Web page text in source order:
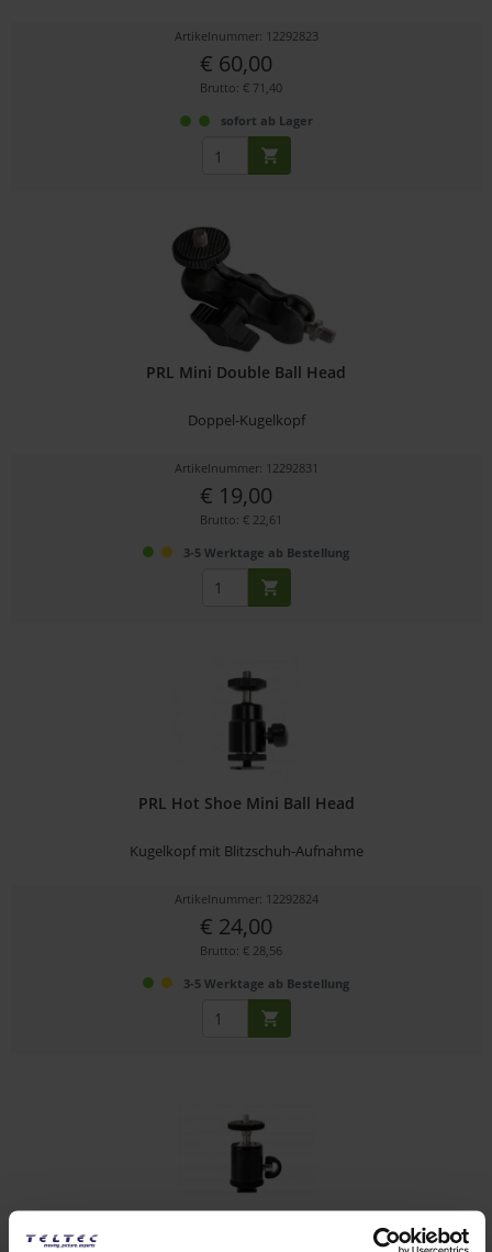
Artikelnummer: 12292823
€ 60,00
Brutto: € 71,40
sofort ab Lager
PRL Mini Double Ball Head
Doppel-Kugelkopf
Artikelnummer: 12292831
€ 19,00
Brutto: € 22,61
3-5 Werktage ab Bestellung
PRL Hot Shoe Mini Ball Head
Kugelkopf mit Blitzschuh-Aufnahme
Artikelnummer: 12292824
€ 24,00
Brutto: € 28,56
3-5 Werktage ab Bestellung
PRL Professional Ball Head w/ Cold Shoe Mount